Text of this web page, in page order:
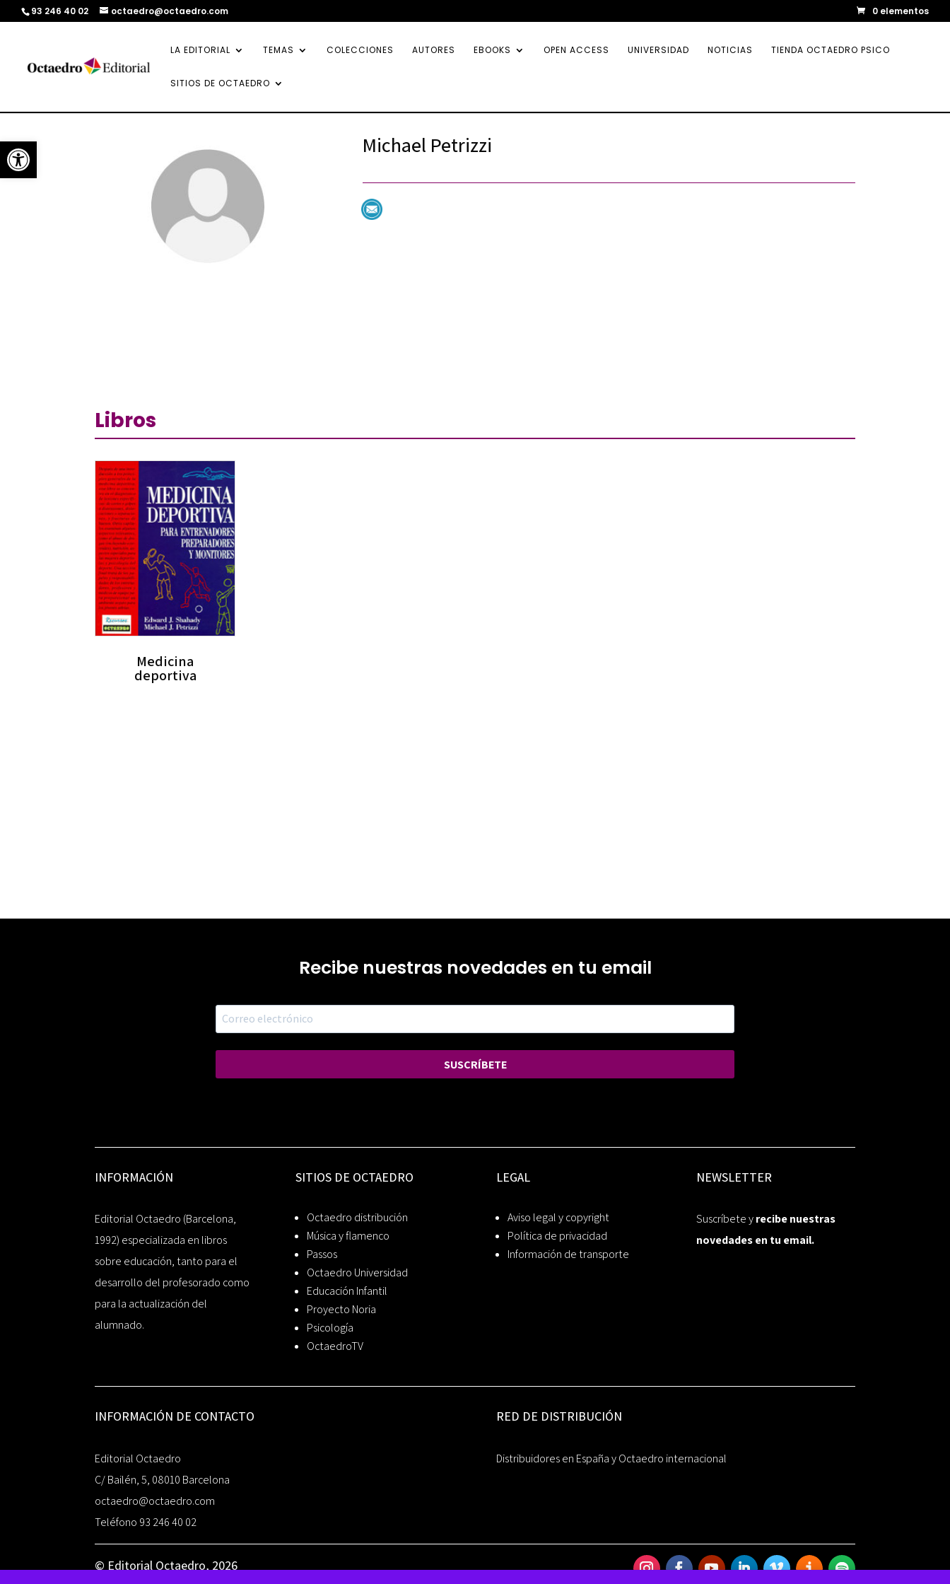
Abrir barra de herramientas
93 246 40 02 octaedro@octaedro.com 0 elementos
LA EDITORIAL TEMAS COLECCIONES AUTORES EBOOKS OPEN ACCESS UNIVERSIDAD NOTICIAS TIENDA OCTAEDRO PSICO
SITIOS DE OCTAEDRO
Michael Petrizzi
Libros
Medicina
deportiva
Recibe nuestras novedades en tu email
SUSCRÍBETE
INFORMACIÓN
Editorial Octaedro (Barcelona,
1992) especializada en libros
sobre educación, tanto para el
desarrollo del profesorado como
para la actualización del
alumnado.
SITIOS DE OCTAEDRO
Octaedro distribución
Música y flamenco
Passos
Octaedro Universidad
Educación Infantil
Proyecto Noria
Psicología
OctaedroTV
LEGAL
Aviso legal y copyright
Política de privacidad
Información de transporte
NEWSLETTER
Suscríbete yrecibe nuestras
novedades en tu email.
INFORMACIÓN DE CONTACTO
Editorial Octaedro
C/ Bailén, 5, 08010 Barcelona
octaedro@octaedro.com
Teléfono 93 246 40 02
RED DE DISTRIBUCIÓN
Distribuidores en España y Octaedro internacional
© Editorial Octaedro, 2026